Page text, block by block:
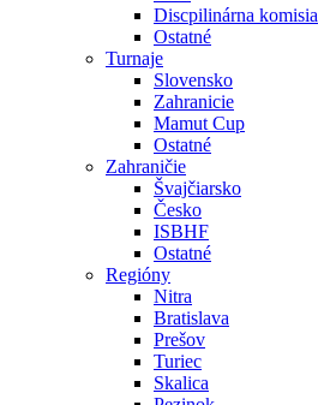
Discpilinárna komisia
Ostatné
Turnaje
Slovensko
Zahranicie
Mamut Cup
Ostatné
Zahraničie
Švajčiarsko
Česko
ISBHF
Ostatné
Regióny
Nitra
Bratislava
Prešov
Turiec
Skalica